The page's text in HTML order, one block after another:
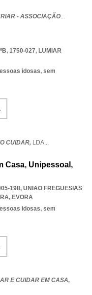
- ASSOCIAÇÃO...
1750-027, LUMIAR
idosas, sem
CUIDAR, LDA...
Casa, Unipessoal,
198, UNIAO FREGUESIAS
, EVORA
idosas, sem
E CUIDAR EM CASA,